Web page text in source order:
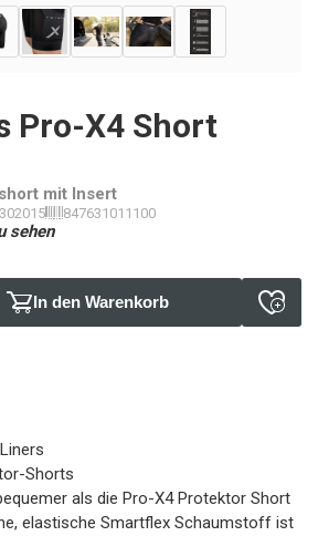
Pro-X4 Short
mit Insert
847631011100
sehen
In den Warenkorb
Shorts
als die Pro-X4 Protektor Short
elastische Smartflex Schaumstoff ist